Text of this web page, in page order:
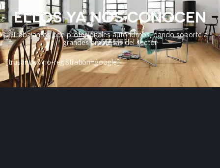
ELLOS YA NOS CONOCEN
Trabajamos con profesionales autónomos, dando soporte a
grandes empresas del sector
[trustindex no-registration=google]